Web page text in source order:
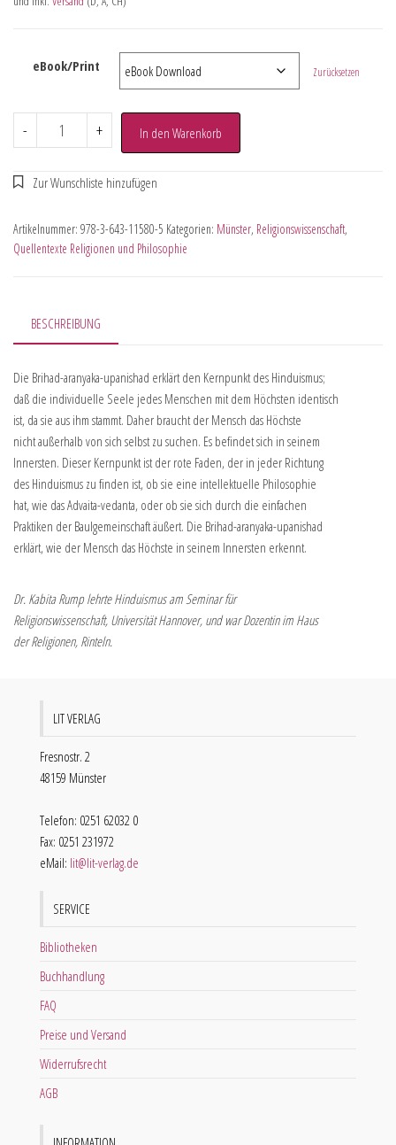
eBook/Print Zurücksetzen
- + In den Warenkorb
Artikelnummer: 978-3-643-11580-5 Kategorien: Münster, Religionswissenschaft,
Quellentexte Religionen und Philosophie
BESCHREIBUNG
Die Brihad-aranyaka-upanishad erklärt den Kernpunkt des Hinduismus;
daß die individuelle Seele jedes Menschen mit dem Höchsten identisch
ist, da sie aus ihm stammt. Daher braucht der Mensch das Höchste
nicht außerhalb von sich selbst zu suchen. Es befindet sich in seinem
Innersten. Dieser Kernpunkt ist der rote Faden, der in jeder Richtung
des Hinduismus zu finden ist, ob sie eine intellektuelle Philosophie
hat, wie das Advaita-vedanta, oder ob sie sich durch die einfachen
Praktiken der Baulgemeinschaft äußert. Die Brihad-aranyaka-upanishad
erklärt, wie der Mensch das Höchste in seinem Innersten erkennt.
Dr. Kabita Rump lehrte Hinduismus am Seminar für
Religionswissenschaft, Universität Hannover, und war Dozentin im Haus
der Religionen, Rinteln.
LIT VERLAG
Fresnostr. 2
48159 Münster
Telefon: 0251 62032 0
Fax: 0251 231972
eMail: lit@lit-verlag.de
SERVICE
Bibliotheken
Buchhandlung
FAQ
Preise und Versand
Widerrufsrecht
AGB